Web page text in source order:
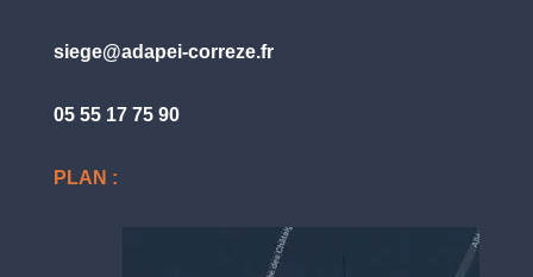
siege@adapei-correze.fr
05 55 17 75 90
PLAN :